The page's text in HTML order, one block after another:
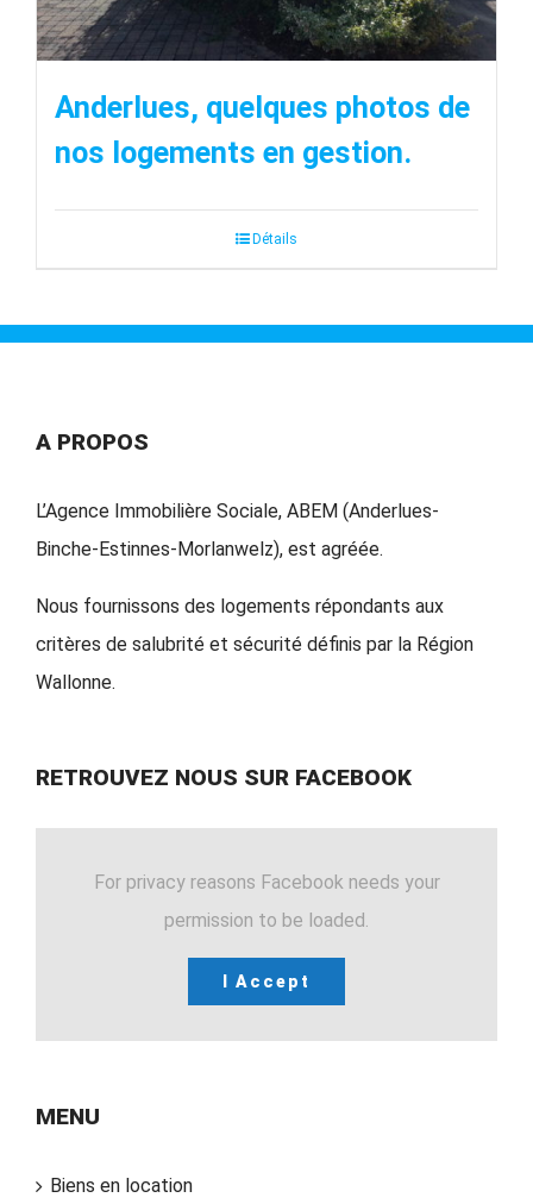
Anderlues, quelques photos de
nos logements en gestion.
Détails
A PROPOS
L’Agence Immobilière Sociale, ABEM (Anderlues-
Binche-Estinnes-Morlanwelz), est agréée.
Nous fournissons des logements répondants aux
critères de salubrité et sécurité définis par la Région
Wallonne.
RETROUVEZ NOUS SUR FACEBOOK
For privacy reasons Facebook needs your
permission to be loaded.
I Accept
MENU
Biens en location